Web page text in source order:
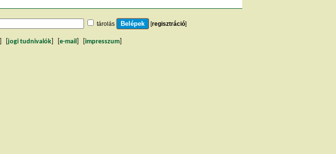
tárolás [regisztráció]
jogi tudnivalók e-mail impresszum